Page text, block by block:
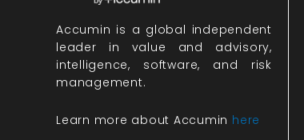
Accumin is a global independent
leader in value and advisory,
intelligence, software, and risk
management.
Learn more about Accumin here